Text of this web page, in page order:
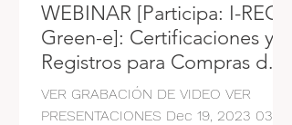
WEBINAR [Participa: I-REC,
Green-e]: Certificaciones y
Registros para Compras de
Energía Renovable en
Latinoamérica
VER GRABACIÓN DE VIDEO VER
PRESENTACIONES Dec 19, 2023 03:00